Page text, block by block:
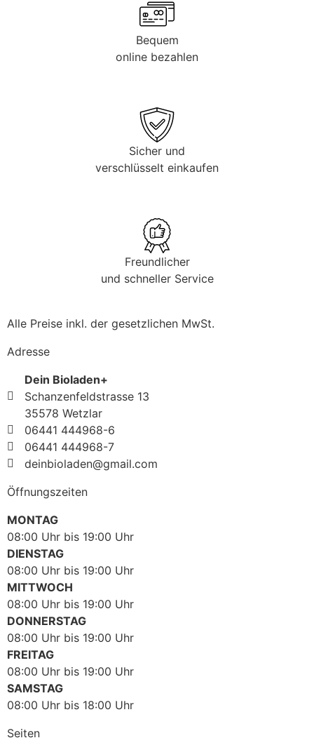
Bequem
online bezahlen
Sicher und
verschlüsselt einkaufen
Freundlicher
und schneller Service
Alle Preise inkl. der gesetzlichen MwSt.
Adresse
Dein Bioladen+
Schanzenfeldstrasse 13
35578 Wetzlar
06441 444968-6
06441 444968-7
deinbioladen@gmail.com
Öffnungszeiten
MONTAG
08:00 Uhr bis 19:00 Uhr
DIENSTAG
08:00 Uhr bis 19:00 Uhr
MITTWOCH
08:00 Uhr bis 19:00 Uhr
DONNERSTAG
08:00 Uhr bis 19:00 Uhr
FREITAG
08:00 Uhr bis 19:00 Uhr
SAMSTAG
08:00 Uhr bis 18:00 Uhr
Seiten